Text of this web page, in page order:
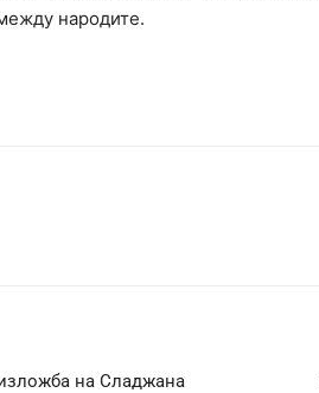
народите.
на Сладжана